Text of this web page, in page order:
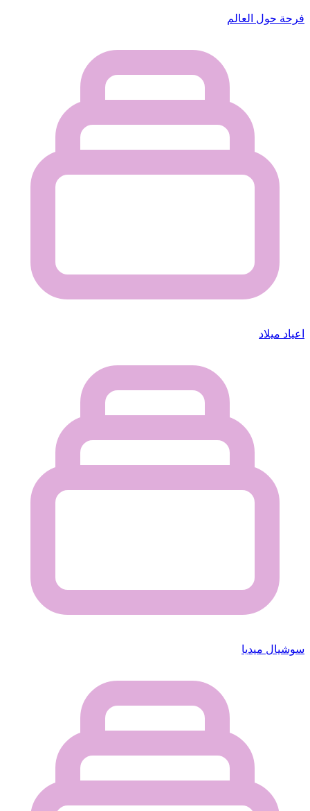
فرحة حول العالم
اعياد ميلاد
سوشيال ميديا